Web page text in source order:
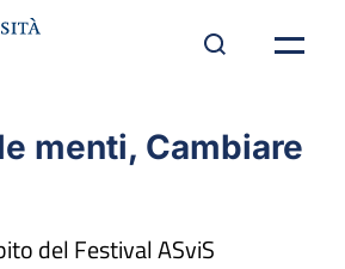
menti, Cambiare
del Festival ASviS